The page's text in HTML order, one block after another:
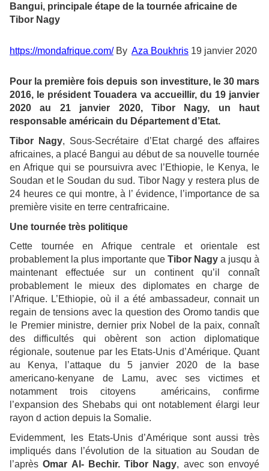
Bangui, principale étape de la tournée africaine de
Tibor Nagy
https://mondafrique.com/By Aza Boukhris 19 janvier 2020
Pour la première fois depuis son investiture, le 30 mars
2016, le président Touadera va accueillir, du 19 janvier
2020 au 21 janvier 2020, Tibor Nagy, un haut
responsable américain du Département d’Etat.
Tibor Nagy, Sous-Secrétaire d’Etat chargé des affaires
africaines, a placé Bangui au début de sa nouvelle tournée
en Afrique qui se poursuivra avec l’Ethiopie, le Kenya, le
Soudan et le Soudan du sud. Tibor Nagy y restera plus de
24 heures ce qui montre, à l’ évidence, l’importance de sa
première visite en terre centrafricaine.
Une tournée très politique
Cette tournée en Afrique centrale et orientale est
probablement la plus importante que Tibor Nagy a jusqu à
maintenant effectuée sur un continent qu’il connaît
probablement le mieux des diplomates en charge de
l’Afrique. L’Ethiopie, où il a été ambassadeur, connait un
regain de tensions avec la question des Oromo tandis que
le Premier ministre, dernier prix Nobel de la paix, connaît
des difficultés qui obèrent son action diplomatique
régionale, soutenue par les Etats-Unis d’Amérique. Quant
au Kenya, l’attaque du 5 janvier 2020 de la base
americano-kenyane de Lamu, avec ses victimes et
notamment trois citoyens américains, confirme
l’expansion des Shebabs qui ont notablement élargi leur
rayon d action depuis la Somalie.
Evidemment, les Etats-Unis d’Amérique sont aussi très
impliqués dans l’évolution de la situation au Soudan de
l’aprèsOmar Al- Bechir. Tibor Nagy, avec son envoyé